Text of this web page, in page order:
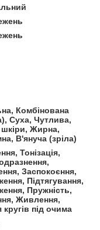
Комбінована
Суха, Чутлива,
шкіри, Жирна,
В'януча (зріла)
Тонізація,
Заспокоєння,
Підтягування,
Пружність,
Живлення,
кругів під очима